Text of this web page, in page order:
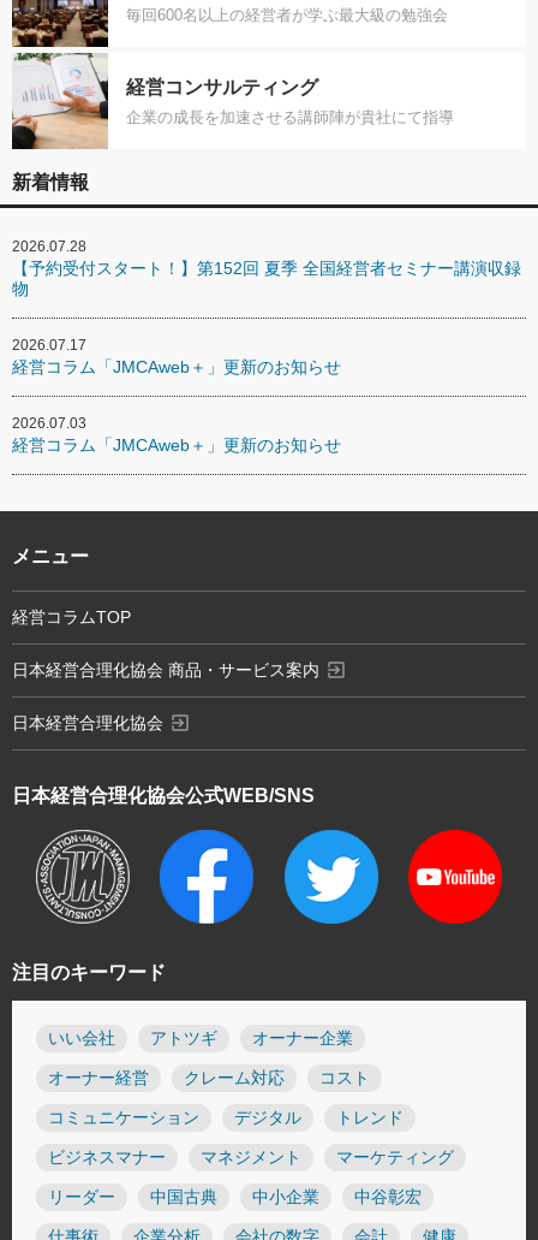
毎回600名以上の経営者が学ぶ最大級の勉強会
経営コンサルティング
企業の成長を加速させる講師陣が貴社にて指導
新着情報
2026.07.28
【予約受付スタート！】第152回 夏季 全国経営者セミナー講演収録
物
2026.07.17
経営コラム「JMCAweb＋」更新のお知らせ
2026.07.03
経営コラム「JMCAweb＋」更新のお知らせ
注目のキーワード
いい会社 アトツギ オーナー企業
オーナー経営 クレーム対応 コスト
コミュニケーション デジタル トレンド
ビジネスマナー マネジメント マーケティング
リーダー 中国古典 中小企業 中谷彰宏
日本経営合理化協会公式WEB/SNS
メニュー
経営コラムTOP
日本経営合理化協会 商品・サービス案内 exit_to_app
日本経営合理化協会 exit_to_app